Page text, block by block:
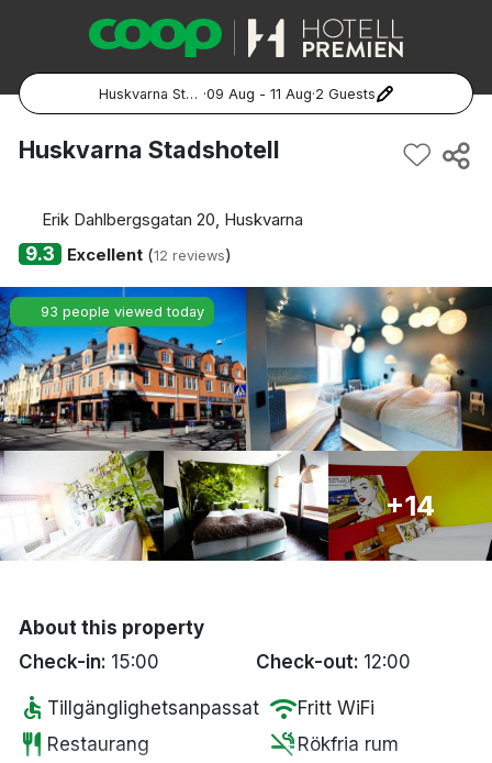
Huskvarna Stadshotell ·09 Aug - 11 Aug·2 Guests
Popular Destinations:
Göteborg
Malmö
Hela Norge
Oslo
Bergen
Huskvarna Stadshotell
Erik Dahlbergsgatan 20, Huskvarna
9.3 Excellent(12 reviews)
93 people viewed today
+14
About this property
Check-in: 15:00 Check-out: 12:00
accessible Tillgänglighetsanpassat wifiFritt WiFi
restaurant Restaurang smoke_free Rökfria rum